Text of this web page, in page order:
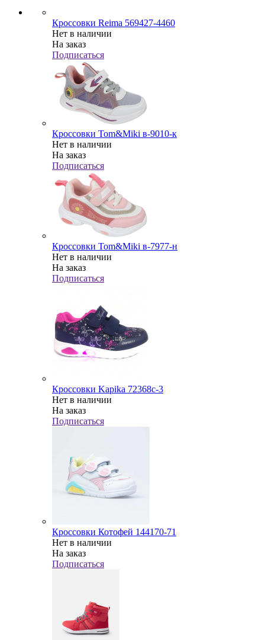
Кроссовки Reima 569427-4460
Нет в наличии
На заказ
Подписаться
Кроссовки Tom&Miki в-9010-к
Нет в наличии
На заказ
Подписаться
Кроссовки Tom&Miki в-7977-н
Нет в наличии
На заказ
Подписаться
Кроссовки Kapika 72368с-3
Нет в наличии
На заказ
Подписаться
Кроссовки Котофей 144170-71
Нет в наличии
На заказ
Подписаться